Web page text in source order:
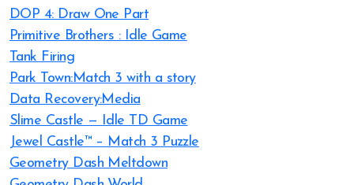
DOP 4: Draw One Part
Primitive Brothers : Idle Game
Tank Firing
Park Town:Match 3 with a story
Data Recovery:Media
Slime Castle — Idle TD Game
Jewel Castle™ – Match 3 Puzzle
Geometry Dash Meltdown